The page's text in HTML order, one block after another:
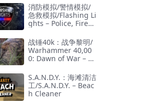
消防模拟/警情模拟/
急救模拟/Flashing Li
ghts – Police, Firefi
Services Simulator
战锤40k：战争黎明/
Warhammer 40,00
0: Dawn of War – D
S.A.N.D.Y.：海滩清洁
工/S.A.N.D.Y. – Beac
h Cleaner